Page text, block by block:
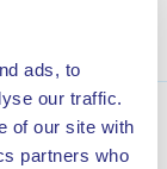
ads, to
our traffic.
of our site with
partners who